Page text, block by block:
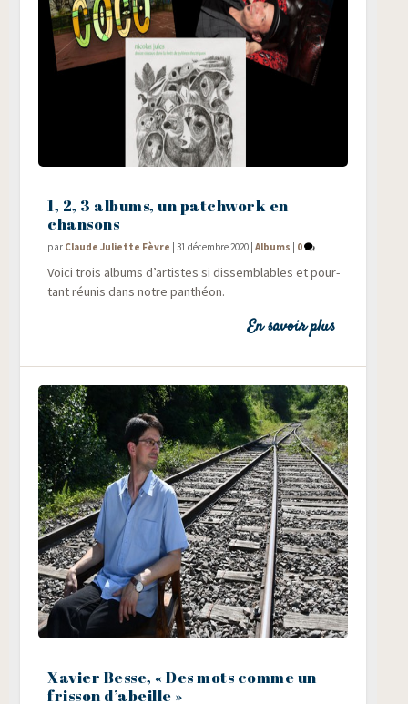
1, 2, 3 albums, un patchwork en
chansons
par Claude Juliette Fèvre |31 décembre 2020 |Albums 0
Voi­ci trois albums d’artistes si dis­sem­blables et pour­
tant réunis dans notre panthéon.
En savoir plus
Xavier Besse, « Des mots comme un
frisson d’abeille »